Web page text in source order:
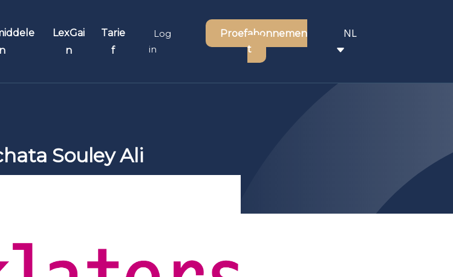
Juridische professional
n
Testimonials
Video tutorials
LexGai
n
Tarie
f
Log
in
Proefabonnemen
t
NL
Souley Ali